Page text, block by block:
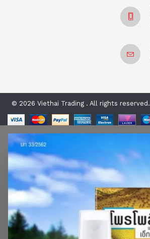
© 2026 Viethai Trading . All rights reserved.